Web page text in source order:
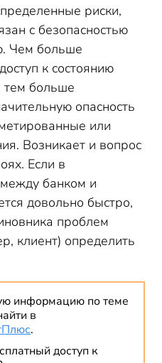
риски,
с безопасностью
Чем больше
к состоянию
тем больше
опасность
или
Возникает и вопрос
Если в
банком и
довольно быстро,
проблем
клиент) определить
информацию по теме
в
.
доступ к